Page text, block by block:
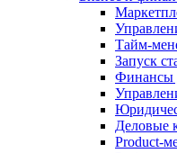
Тайм-
Запуск
Финансы
Деловые
Product-